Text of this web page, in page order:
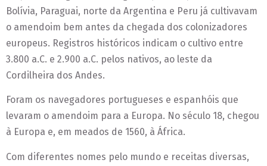
Bolívia, Paraguai, norte da Argentina e Peru já cultivavam
o amendoim bem antes da chegada dos colonizadores
europeus. Registros históricos indicam o cultivo entre
3.800 a.C. e 2.900 a.C. pelos nativos, ao leste da
Cordilheira dos Andes.
Foram os navegadores portugueses e espanhóis que
levaram o amendoim para a Europa. No século 18, chegou
à Europa e, em meados de 1560, à África.
Com diferentes nomes pelo mundo e receitas diversas,